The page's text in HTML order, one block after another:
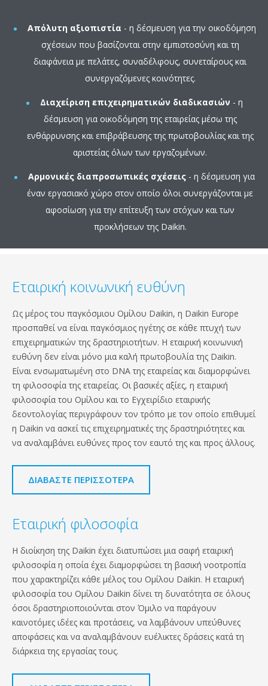
Απόλυτη αξιοπιστία - η δέσμευση για την οικοδόμηση
σχέσεων που βασίζονται στην εμπιστοσύνη και τη
διαφάνεια με πελάτες, συναδέλφους, συνεταίρους και
συνεργαζόμενες κοινότητες.
Διαχείριση επιχειρηματικών διαδικασιών - η
δέσμευση για οικοδόμηση της εταιρείας μέσω της
ενθάρρυνσης και επιβράβευσης της πρωτοβουλίας και της
αριστείας όλων των εργαζομένων.
Αρμονικές διαπροσωπικές σχέσεις - η δέσμευση για
έναν εργασιακό χώρο στον οποίο όλοι συνεργάζονται με
αφοσίωση για την επίτευξη των στόχων και των
προκλήσεων της Daikin.
Εταιρική κοινωνική ευθύνη
Ως μέρος του παγκόσμιου Ομίλου Daikin, η Daikin Europe
προσπαθεί να είναι παγκόσμιος ηγέτης σε κάθε πτυχή των
επιχειρηματικών της δραστηριοτήτων. Η εταιρική κοινωνική
ευθύνη δεν είναι μόνο μια καλή πρωτοβουλία της Daikin.
Είναι ενσωματωμένη στο DNA της εταιρείας και διαμορφώνει
τη φιλοσοφία της εταιρείας. Οι βασικές αξίες, η εταιρική
φιλοσοφία του Ομίλου και το Εγχειρίδιο εταιρικής
δεοντολογίας περιγράφουν τον τρόπο με τον οποίο επιθυμεί
η Daikin να ασκεί τις επιχειρηματικές της δραστηριότητες και
να αναλαμβάνει ευθύνες προς τον εαυτό της και προς άλλους.
ΔΙΑΒΆΣΤΕ ΠΕΡΙΣΣΌΤΕΡΑ
Εταιρική φιλοσοφία
Η διοίκηση της Daikin έχει διατυπώσει μια σαφή εταιρική
φιλοσοφία η οποία έχει διαμορφώσει τη βασική νοοτροπία
που χαρακτηρίζει κάθε μέλος του Ομίλου Daikin. Η εταιρική
φιλοσοφία του Ομίλου Daikin δίνει τη δυνατότητα σε όλους
όσοι δραστηριοποιούνται στον Όμιλο να παράγουν
καινοτόμες ιδέες και προτάσεις, να λαμβάνουν υπεύθυνες
αποφάσεις και να αναλαμβάνουν ευέλικτες δράσεις κατά τη
διάρκεια της εργασίας τους.